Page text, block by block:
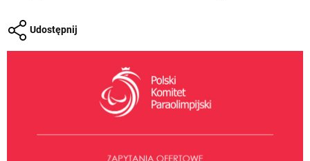
Udostępnij